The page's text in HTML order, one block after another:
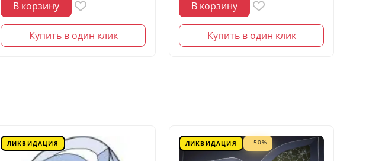
В корзину
Купить в один клик
В корзину
Купить в один клик
ЛИКВИДАЦИЯ ЛИКВИДАЦИЯ - 50%